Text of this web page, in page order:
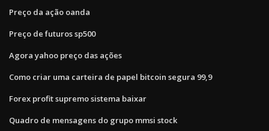
Preço da ação oanda
Preço de futuros sp500
Agora yahoo preço das ações
Como criar uma carteira de papel bitcoin segura 99,9
Forex profit supremo sistema baixar
Quadro de mensagens do grupo mmsi stock